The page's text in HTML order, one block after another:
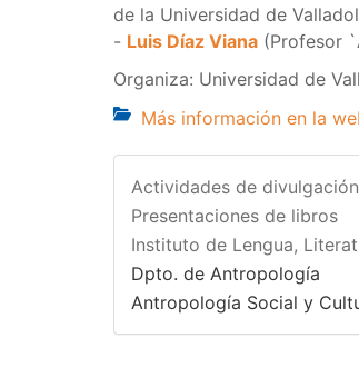
de la Universidad de
- Luis Díaz Viana (Profesor
Organiza: Universidad de
Más información en la
Actividades de divulgación
Presentaciones de libros
Instituto de Lengua,
Dpto. de Antropología
Antropología Social y